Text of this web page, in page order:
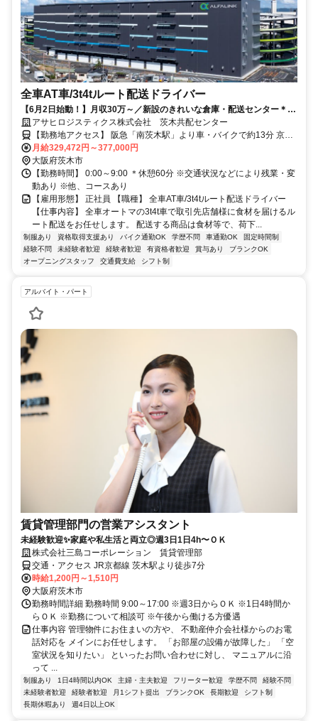
全車AT車/3t4tルート配送ドライバー
【6月2日始動！】月収30万～／新設のきれいな倉庫・配送センター＊
普免で応募OK／資格取得支援・育成環境充実！年間休日117日！ ★全車
AT車のオープニング3t・4tドライバー正社員募集！★
アサヒロジスティクス株式会社 茨木共配センター
【勤務地アクセス】 阪急「南茨木駅」より車・バイクで約13分 京阪
「光善寺駅」より車・バイクで約15分 ＊「南茨木駅」より無料送迎
月給329,472円～377,000円
大阪府茨木市
【勤務時間】 0:00～9:00 ＊休憩60分 ※交通状況などにより残業・変
動あり ※他、コースあり
【雇用形態】 正社員 【職種】 全車AT車/3t4tルート配送ドライバー
【仕事内容】 全車オートマの3t4t車で取引先店舗様に食材を届けるル
ート配送をお任せします。 配送する商品は食材等で、荷下...
制服あり 資格取得支援あり バイク通勤OK 学歴不問 車通勤OK
固定時間制
経験不問
未経験者歓迎 経験者歓迎 有資格者歓迎 賞与あり
ブランクOK
オープニングスタッフ
交通費支給 シフト制
アルバイト・パート
賃貸管理部門の営業アシスタント
未経験歓迎✨家庭や私生活と両立◎週3日1日4h〜ＯＫ
株式会社三島コーポレーション 賃貸管理部
交通・アクセス JR京都線 茨木駅より徒歩7分
時給1,200円～1,510円
大阪府茨木市
勤務時間詳細 勤務時間 9:00～17:00 ※週3日からＯＫ ※1日4時間か
らＯＫ ※勤務について相談可 ※午後から働ける方優遇
仕事内容 管理物件にお住まいの方や、 不動産仲介会社様からのお電
話対応を メインにお任せします。 「お部屋の設備が故障した」 「空
室状況を知りたい」 といったお問い合わせに対し、 マニュアルに沿
って ...
制服あり 1日4時間以内OK 主婦・主夫歓迎 フリーター歓迎 学歴不問
経験不問
未経験者歓迎
経験者歓迎 月1シフト提出 ブランクOK 長期歓迎
シフト制
長期休暇あり
週4日以上OK